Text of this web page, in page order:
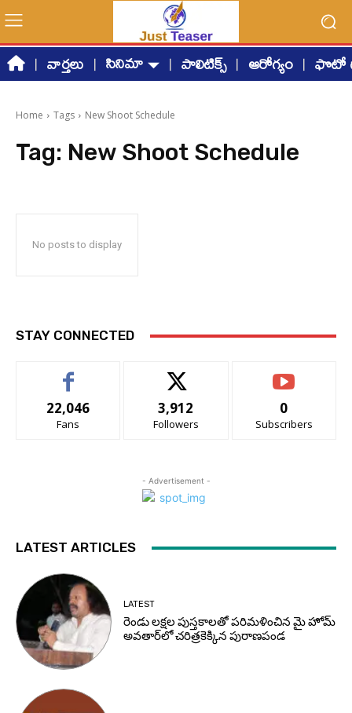
వార్తలు సినిమా పాలిటిక్స్ ఆరోగ్యం ఫొటో
Home Tags New Shoot Schedule
Tag: New Shoot Schedule
No posts to display
STAY CONNECTED
22,046
Fans
3,912
Followers
0
Subscribers
- Advertisement -
LATEST ARTICLES
LATEST
రెండు లక్షల పుస్తకాలతో పరిమళించిన మై హోమ్
అవతార్‌లో చరిత్రకెక్కిన పురాణపండ